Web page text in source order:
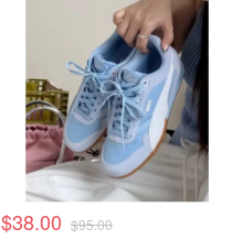
$38.00 $95.00